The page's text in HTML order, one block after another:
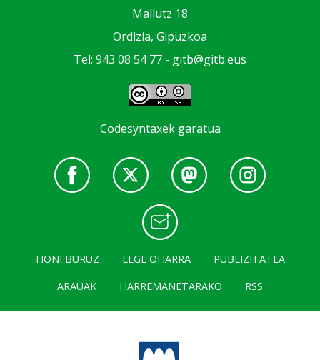
Mallutz 18
Ordizia, Gipuzkoa
Tel: 943 08 54 77 - gitb@gitb.eus
Codesyntaxek garatua
HONI BURUZ LEGE OHARRA
PUBLIZITATEA
ARAUAK
HARREMANETARAKO RSS